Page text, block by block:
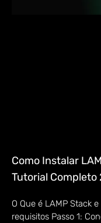
Como Instalar
Tutorial Completo
O Que é LAMP Stack
requisitos Passo 1: